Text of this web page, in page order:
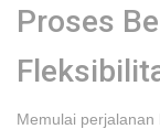
Proses
Memulai